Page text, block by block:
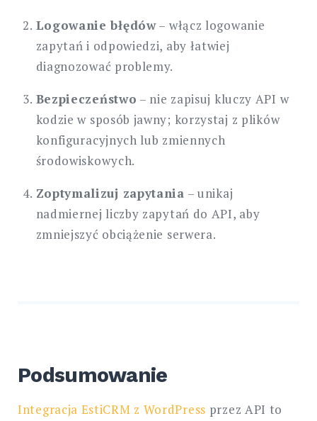
Logowanie błędów– włącz logowanie
zapytań i odpowiedzi, aby łatwiej
diagnozować problemy.
Bezpieczeństwo – nie zapisuj kluczy API w
kodzie w sposób jawny; korzystaj z plików
konfiguracyjnych lub zmiennych
środowiskowych.
Zoptymalizuj zapytania – unikaj
nadmiernej liczby zapytań do API, aby
zmniejszyć obciążenie serwera.
Podsumowanie
Integracja EstiCRM z WordPress przez API to